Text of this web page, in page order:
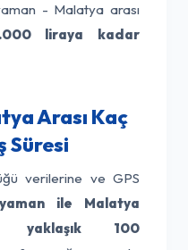
- Malatya arası
liraya kadar
Arası Kaç
Süresi
verilerine ve GPS
ile Malatya
yaklaşık 100